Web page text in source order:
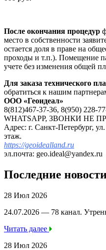
После окончания процедур
место в собственности
остается доля в праве на
проходы и т.п.). Помещение
учете без изменения общей
Для заказа технического
обратиться к нашим
ООО «Геоидеал»
8(812)467-37-36, 8(950)
WHATSAPР, ЗВОНКИ НЕ
Адрес: г. Санкт-Петербург,
этаж.
https://geoidealland.ru
эл.почта: geo.ideal@yandex.ru
Последние
28 Июл 2026
24.07.2026 — 78 канал.
Читать далее
28 Июл 2026